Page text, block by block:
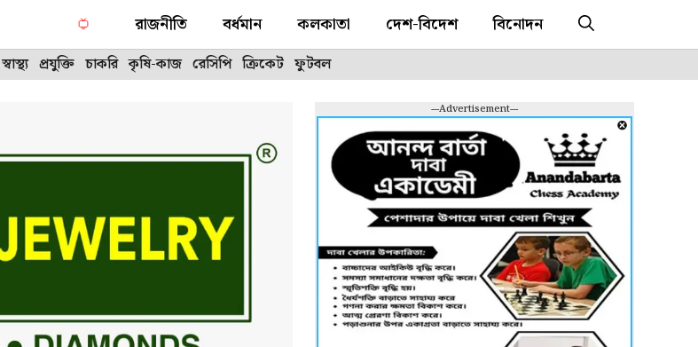
রাজনীতি বর্ধমান কলকাতা দেশ-বিদেশ বিনোদন
স্বাস্থ্য প্রযুক্তি চাকরি কৃষি-কাজ রেসিপি ক্রিকেট ফুটবল
---Advertisement---